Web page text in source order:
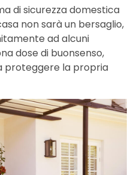
di sicurezza domestica
non sarà un bersaglio,
ad alcuni
dose di buonsenso,
proteggere la propria